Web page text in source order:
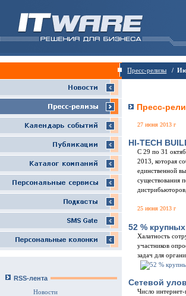
Пресс-релизы /
RSS-лента
Новости
Пресс-
27 июня 2013 г
HI-TECH
С 29 по 31
2013, которая
единственной
существования
25 июня 2013 г
52 %
Халатность
участников
задач для
Сетевой
Число